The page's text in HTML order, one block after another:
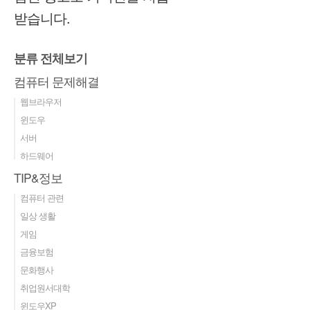
받습니다.
분류 전체보기
컴퓨터 문제해결
웹브라우저
윈도우
서버
하드웨어
TIP&정보
컴퓨터 관련
일상 생활
게임
금융보험
문화행사
취업원서대학
윈도우XP